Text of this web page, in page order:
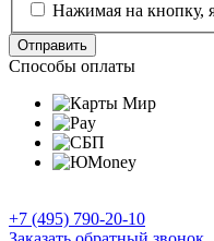
Нажимая на кнопку,
Отправить
Способы оплаты
+7 (495) 790-20-10